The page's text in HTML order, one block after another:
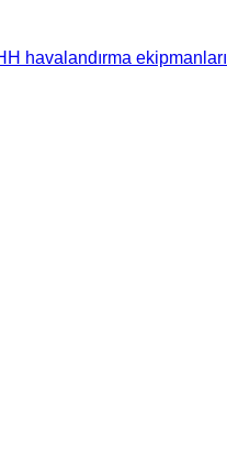
havalandırma ekipmanları